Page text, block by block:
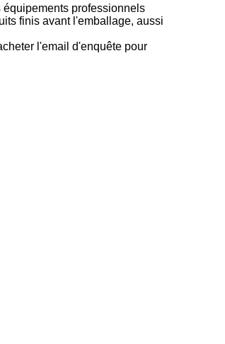
professionnels
finis avant l'emballage, aussi
l'email d'enquête pour